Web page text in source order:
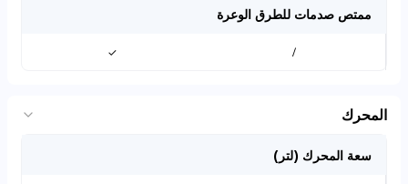
ممتص صدمات للطرق الوعرة
/
✓
المحرك
سعة المحرك (لتر)